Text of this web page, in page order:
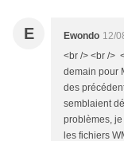
E Ewondo 12/
<br /> <br />
demain pour
des
semblaient
problèmes,
les fichiers